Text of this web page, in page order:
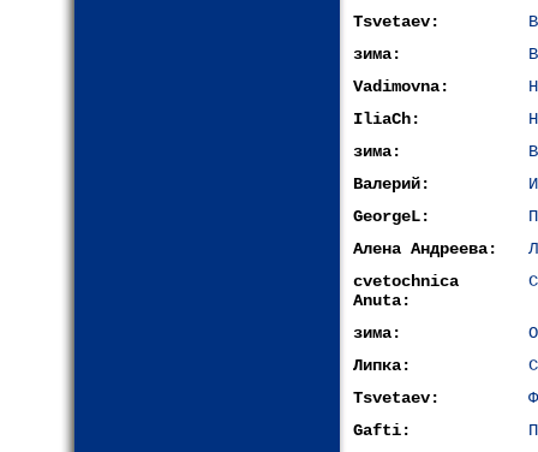
Tsvetaev:
зима:
Vadimovna:
IliaCh:
зима:
Валерий:
GeorgeL:
Алена Андреева:
cvetochnica
Anuta:
зима:
Липка:
Tsvetaev:
Gafti: